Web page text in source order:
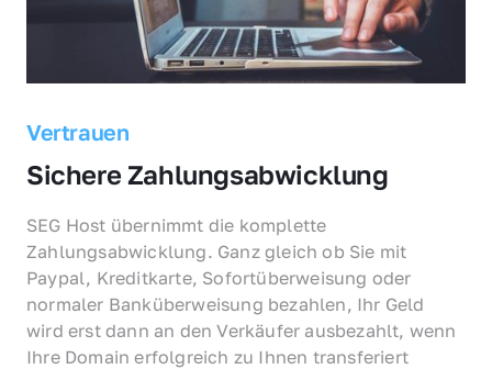
Vertrauen
Sichere Zahlungsabwicklung
SEG Host übernimmt die komplette
Zahlungsabwicklung. Ganz gleich ob Sie mit
Paypal, Kreditkarte, Sofortüberweisung oder
normaler Banküberweisung bezahlen, Ihr Geld
wird erst dann an den Verkäufer ausbezahlt, wenn
Ihre Domain erfolgreich zu Ihnen transferiert